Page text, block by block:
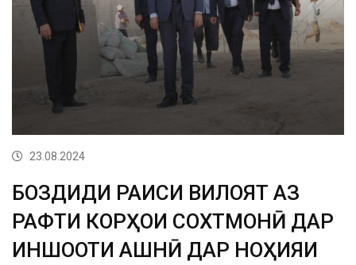
23.08.2024
БОЗДИДИ РАИСИ ВИЛОЯТ АЗ
РАФТИ КОРҲОИ СОХТМОНӢ ДАР
ИНШООТИ ҶАШНӢ ДАР НОҲИЯИ